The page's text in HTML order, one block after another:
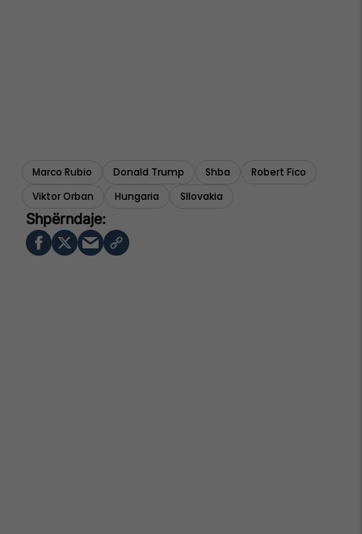
Marco Rubio Donald Trump Shba
Robert Fico
Viktor Orban
Hungaria Sllovakia